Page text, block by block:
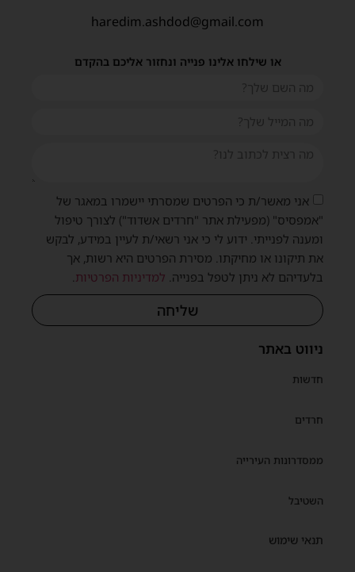
ניווט באתר
חדשות
חרדים
ממסדרונות העירייה
השטיבל
תנאי שימוש
haredim.ashdod@gmail.com
או שילחו אלינו פנייה ונחזור אליכם בהקדם
אני מאשר/ת כי הפרטים שמסרתי יישמרו במאגר של
"אמפסיס" (מפעילת אתר "חרדים אשדוד") לצורך טיפול
ומענה לפנייתי. ידוע לי כי אני רשאי/ת לעיין במידע, לבקש
את תיקונו או מחיקתו. מסירת הפרטים היא רשות, אך
בלעדיהם לא ניתן לטפל בפנייה. למדיניות הפרטיות
שליחה